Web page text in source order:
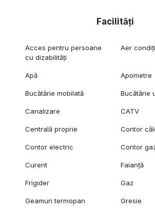
Facilități
Acces pentru persoane
cu dizabilități
Aer
Apă Apometre
Bucătărie mobilată Bucătărie
Canalizare CATV
Centrală proprie Contor
Contor electric Contor
Curent Faianță
Frigider Gaz
Geamuri termopan Gresie